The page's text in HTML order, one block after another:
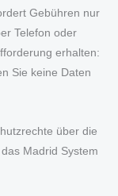
Gebühren nur
Telefon oder
erhalten:
Sie keine Daten
über die
Madrid System